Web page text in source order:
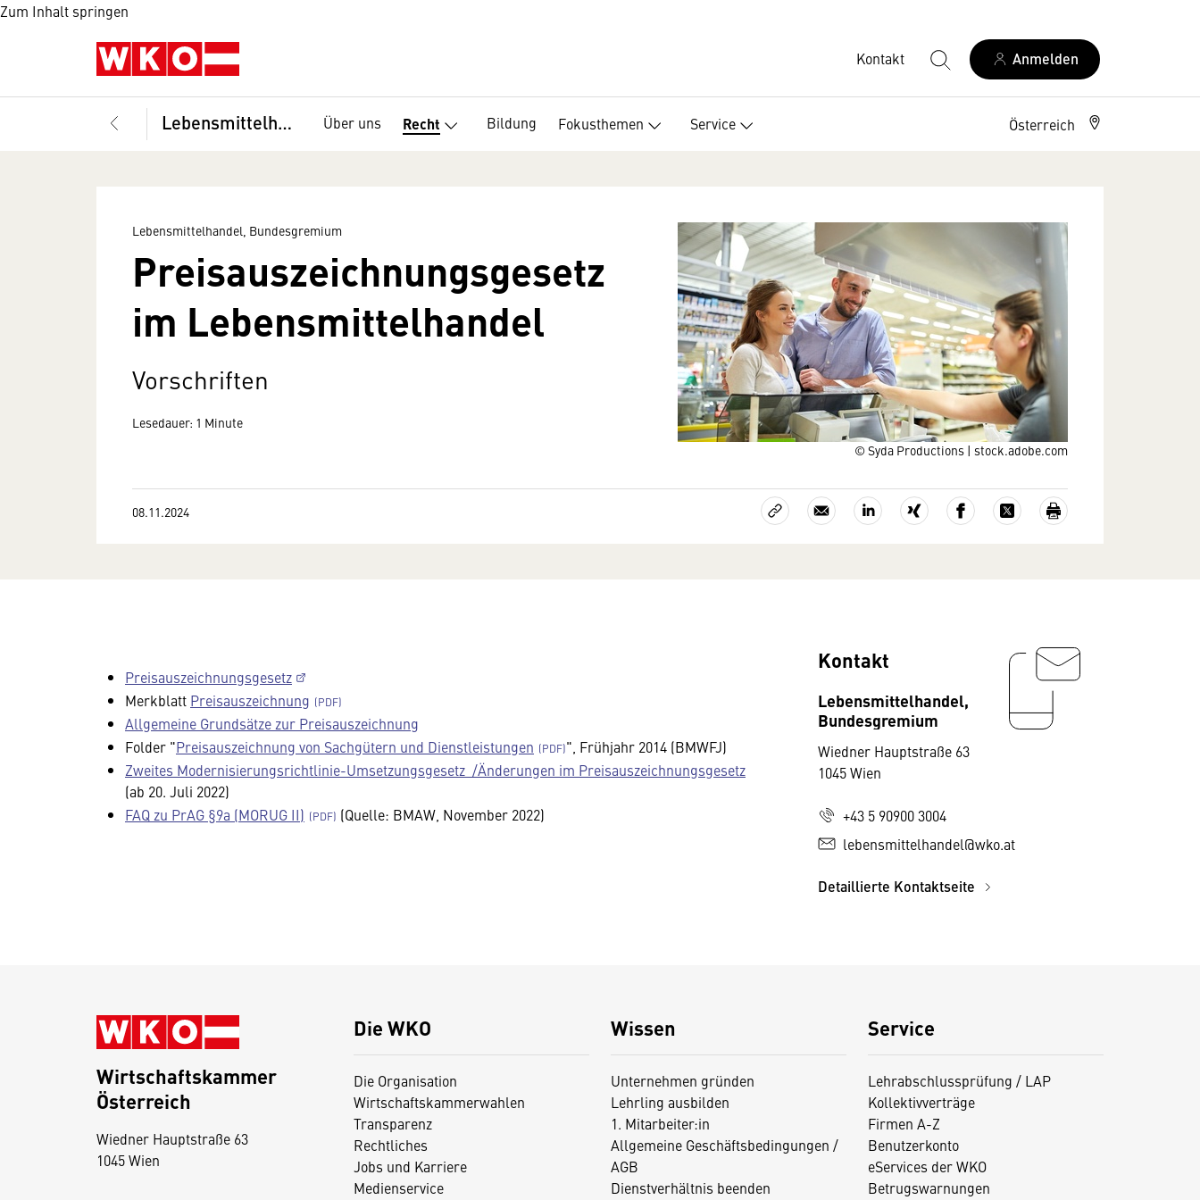
Zum Inhalt springen
Kontakt Anmelden
Lebensmittelhandel, Bundesgremium Über uns Recht Bildung Fokusthemen Service Österreich
© Syda Productions | stock.adobe.com
Lebensmittelhandel, Bundesgremium
Preisauszeichnungsgesetz
im Lebensmittelhandel
Vorschriften
Lesedauer: 1 Minute
08.11.2024
Preisauszeichnungsgesetz
Merkblatt Preisauszeichnung
Allgemeine Grundsätze zur Preisauszeichnung
Folder "Preisauszeichnung von Sachgütern und Dienstleistungen
", Frühjahr 2014 (BMWFJ)
Zweites Modernisierungsrichtlinie-Umsetzungsgesetz /Änderungen im Preisauszeichnungsgesetz
(ab 20. Juli 2022)
FAQ zu PrAG §9a (MORUG II)
(Quelle: BMAW, November 2022)
Kontakt
Lebensmittelhandel,
Bundesgremium
Wiedner Hauptstraße 63
1045 Wien
+43 5 90900 3004
lebensmittelhandel@wko.at
Detaillierte Kontaktseite
Die WKO
Die Organisation
Wirtschaftskammerwahlen
Transparenz
Rechtliches
Jobs und Karriere
Medienservice
Wissen
Unternehmen gründen
Lehrling ausbilden
1. Mitarbeiter:in
Allgemeine Geschäftsbedingungen /
AGB
Dienstverhältnis beenden
Service
Lehrabschlussprüfung / LAP
Kollektivverträge
Firmen A-Z
Benutzerkonto
eServices der WKO
Betrugswarnungen
Wirtschaftskammer
Österreich
Wiedner Hauptstraße 63
1045 Wien